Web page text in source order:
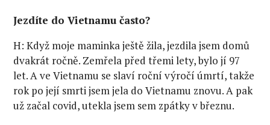
Jezdíte do Vietnamu často?
H: Když moje maminka ještě žila, jezdila jsem domů
dvakrát ročně. Zemřela před třemi lety, bylo jí 97
let. A ve Vietnamu se slaví roční výročí úmrtí, takže
rok po její smrti jsem jela do Vietnamu znovu. A pak
už začal covid, utekla jsem sem zpátky v březnu.